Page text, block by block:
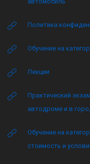
Политика
Обучение на
Лекции
Практический
автодроме и в
Обучение на
стоимость и